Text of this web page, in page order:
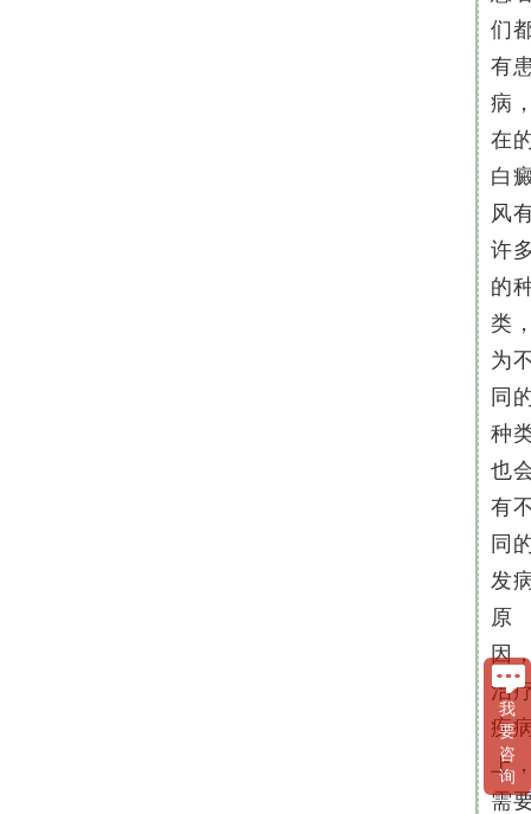
们
有
病
在
白
风
许
的
类
为
同
种
也
有
同
发
原
因
治
疾
上
需
我
要
咨
询